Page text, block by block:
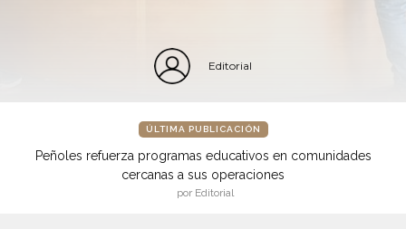
Editorial
ÚLTIMA PUBLICACIÓN
Peñoles refuerza programas educativos en comunidades
cercanas a sus operaciones
por Editorial